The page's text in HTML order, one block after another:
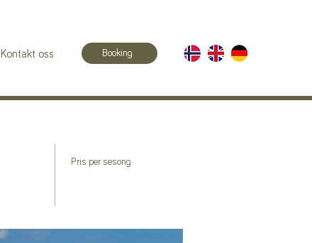
Booking
Kontakt oss
Pris per sesong